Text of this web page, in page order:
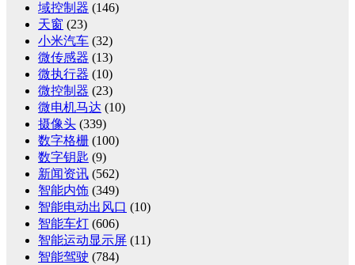
域控制器 (146)
天窗 (23)
小米汽车 (32)
微传感器 (13)
微执行器 (10)
微控制器 (23)
微电机马达 (10)
摄像头 (339)
数字格栅 (100)
数字钥匙 (9)
新闻资讯 (562)
智能内饰 (349)
智能电动出风口 (10)
智能车灯 (606)
智能运动显示屏 (11)
智能驾驶 (784)